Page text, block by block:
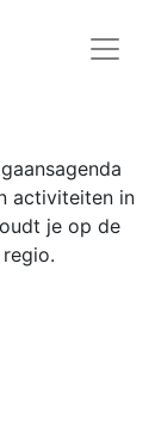
activiteiten in
je op de